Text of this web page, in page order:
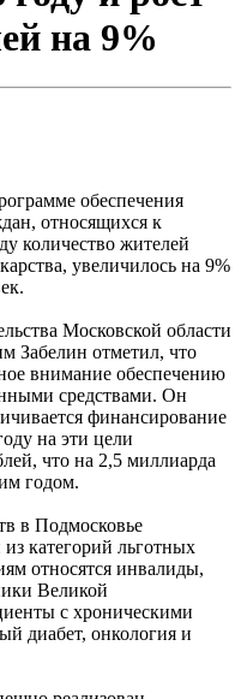
на 9%
обеспечения
относящихся к
количество жителей
увеличилось на 9%
Московской области
Забелин отметил, что
внимание обеспечению
средствами. Он
финансирование
на эти цели
что на 2,5 миллиарда
годом.
в Подмосковье
категорий льготных
относятся инвалиды,
Великой
с хроническими
диабет, онкология и